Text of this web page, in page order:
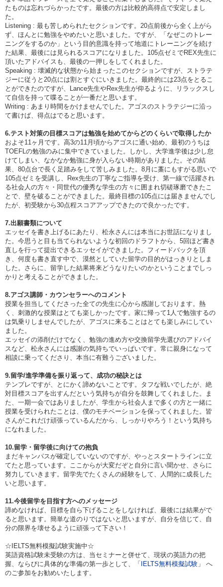
たものは忘れづらかったです。最後の方は比較的高得点で安定しまし
た。
Listening : 最も苦しめられたセクションです。20点前後から全く上がら
ず、ほんとに勉強をやめたいと思いました。ですが、「なぜこのトレー
ニングをするのか」という目的意識を持って地道にトレーニングを続け
た結果、最後には見られるスコアになりました。105点ゼミでREX先生に
頂いたアドバイスも、最後の一押しをしてくれました。
Speaking : 壊滅的な状態から始まったこのセクションですが、ストラテ
ジーに従うと20点には割とすぐにいきました。最終的には23点をとるこ
とができたのですが、Lance先生やRex先生が仰るように、リラックスし
て自信を持って喋ることが一番だと思います。
Writing : あまり時間をかけませんでした。アゴスのストラテジーに沿っ
て書けば、得点はでると思います。
6.テスト対策の目標スコアは勉強を始めてからどのくらいで取得したか
およそ11ヶ月です。高3の11月頃からアゴスに通い始め、最初のうちは
TOEFLの勉強のみに集中できていました。しかし、大学進学後は少し怠
けてしまい、なかなか勉強に身が入らない時期がありました。その結
果、80点台で長く足踏みをして苦しみました。8月に藁にもすがる思いで
105点ゼミを受講し、Rex先生の丁寧なご指導を受け、第一線で活躍され
る社会人の方々・同世代の優秀な学生の方々に囲まれ切磋琢磨できたこ
とで、壁を破ることができました。最終目標の105点には届きませんでし
たが、初受験から30点程スコアアップできたので良かったです。
7.出願書類について
エッセイを書き上げるにあたり、松永さんには本当にお世話になりまし
た。今思うと目も当てられないような初回のドラフトから、5回ほど書き
直しを行って提出できるエッセイができました。フィードバックを頂
き、何度も書き直す中で、漠然としていた留学の目的がはっきりとしま
した。さらに、留学した結果将来どうなりたいのかということまでしっ
かりと考えることができました。
8.アゴス講師・カウンセラーへのコメント
授業を担当してくださった全ての先生に心から感謝しております。熱
く、刺激的な授業はとても楽しかったです。家に帰って1人で勉強するの
は気乗りしませんでしたが、アゴスに来ることはとても楽しみにしてい
ました。
エッセイの添削だけでなく、勉強の進め方や交換留学先選びのアドバイ
スなど、松永さんには感謝の気持ちでいっぱいです。常に親身になって
相談に乗ってくださり、本当に有難うございました。
9.留学/進学準備を振り返って、成功の秘訣とは
テンプレですが、とにかく諦めないことです。タフな戦いでしたが、絶
対目標スコアを出すんだという気持ちが自分を鼓舞してくれました。ま
た、一期一会ではありましたが、学生から社会人まで多くの方と一緒に
授業を受けられたことは、僕のモチベーションを保ってくれました。皆
さんがこれだけ頑張っているんだから、しっかりやろう！という気持ち
になれました。
10.留学・留学後に向けての抱負
まだキャンパスが確定していないのですが、やっとスタートラインに立
てたと思っています。ここからが大変だぞと自分に言い聞かせ、さらに
努力していきます。留学先でたくさんの経験をして、人間的に成長した
いと思います。
11.今後留学を目指す方へのメッセージ
諦めなければ、目標を自ら下げることをしなければ、最後には結果がで
ると思います。簡単な道のりではないと思いますが、自分を信じて、自
分の限界を壊せるように頑張って下さい！
☆IELTS無料模擬試験実施中☆
英語資格試験未受験の方は、当セミナーと併せて、現状の英語力の把
握、ならびに具体的な準備の第一歩として、「
IELTS無料模擬試験 」 へ
のご参加をお勧めいたします。